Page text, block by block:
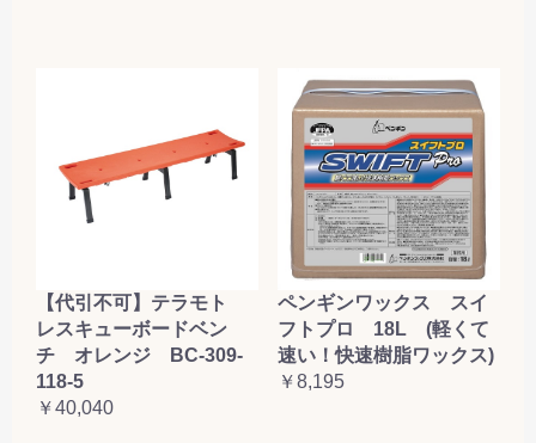
【代引不可】テラモト
レスキューボードベン
チ オレンジ BC-309-
118-5
￥40,040
ペンギンワックス スイ
フトプロ 18L (軽くて
速い！快速樹脂ワックス)
￥8,195